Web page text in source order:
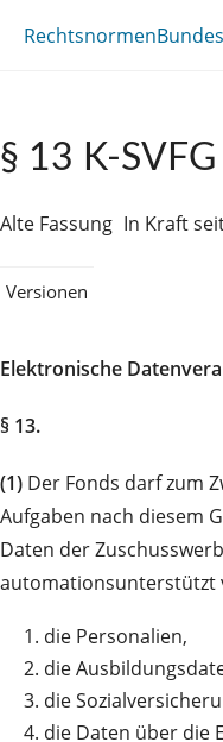
Rechtsnormen
§ 13 K-SVFG
Alte Fassung In Kraft
Versionen
Elektronische
§ 13.
(1) Der Fonds darf zum
Aufgaben nach diesem
Daten der
automationsunterstützt
1. die Personalien,
2. die
3. die
4. die Daten über die